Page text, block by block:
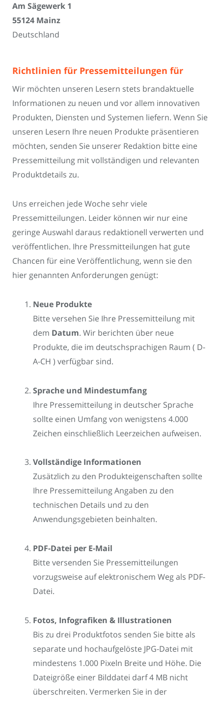
Am Sägewerk 1
55124 Mainz
Deutschland
Richtlinien für Pressemitteilungen für
Wir möchten unseren Lesern stets brandaktuelle
Informationen zu neuen und vor allem innovativen
Produkten, Diensten und Systemen liefern. Wenn Sie
unseren Lesern Ihre neuen Produkte präsentieren
möchten, senden Sie unserer Redaktion bitte eine
Pressemitteilung mit vollständigen und relevanten
Produktdetails zu.
Uns erreichen jede Woche sehr viele
Pressemitteilungen. Leider können wir nur eine
geringe Auswahl daraus redaktionell verwerten und
veröffentlichen. Ihre Pressmitteilungen hat gute
Chancen für eine Veröffentlichung, wenn sie den
hier genannten Anforderungen genügt:
Neue Produkte
Bitte versehen Sie Ihre Pressemitteilung mit
dem Datum. Wir berichten über neue
Produkte, die im deutschsprachigen Raum ( D-
A-CH ) verfügbar sind.
Sprache und Mindestumfang
Ihre Pressemitteilung in deutscher Sprache
sollte einen Umfang von wenigstens 4.000
Zeichen einschließlich Leerzeichen aufweisen.
Vollständige Informationen
Zusätzlich zu den Produkteigenschaften sollte
Ihre Pressemitteilung Angaben zu den
technischen Details und zu den
Anwendungsgebieten beinhalten.
PDF-Datei per E-Mail
Bitte versenden Sie Pressemitteilungen
vorzugsweise auf elektronischem Weg als PDF-
Datei.
Fotos, Infografiken & Illustrationen
Bis zu drei Produktfotos senden Sie bitte als
separate und hochaufgelöste JPG-Datei mit
mindestens 1.000 Pixeln Breite und Höhe. Die
Dateigröße einer Bilddatei darf 4 MB nicht
überschreiten. Vermerken Sie in der